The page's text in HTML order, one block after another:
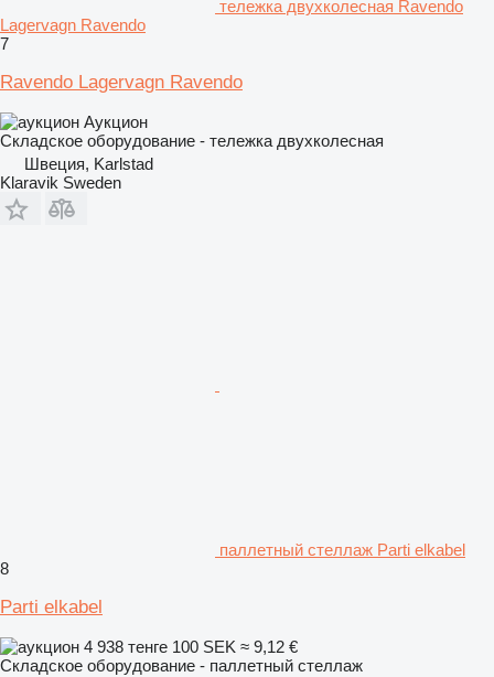
тележка двухколесная Ravendo
Lagervagn Ravendo
7
Ravendo Lagervagn Ravendo
Аукцион
Складское оборудование - тележка двухколесная
Швеция, Karlstad
Klaravik Sweden
паллетный стеллаж Parti elkabel
8
Parti elkabel
4 938 тенге 100 SEK ≈ 9,12 €
Складское оборудование - паллетный стеллаж